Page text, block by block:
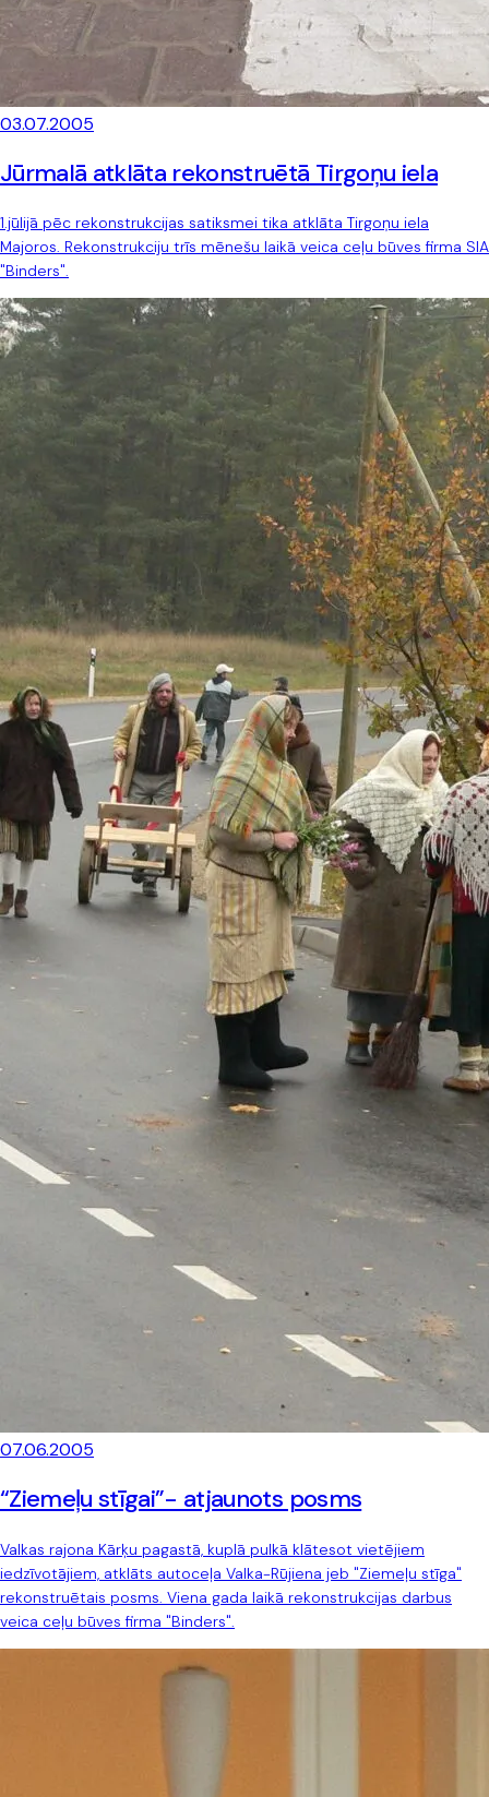
03.07.2005
Jūrmalā atklāta rekonstruētā Tirgoņu iela
1.jūlijā pēc rekonstrukcijas satiksmei tika atklāta Tirgoņu iela
Majoros. Rekonstrukciju trīs mēnešu laikā veica ceļu būves firma SIA
"Binders".
07.06.2005
“Ziemeļu stīgai”- atjaunots posms
Valkas rajona Kārķu pagastā, kuplā pulkā klātesot vietējiem
iedzīvotājiem, atklāts autoceļa Valka-Rūjiena jeb "Ziemeļu stīga"
rekonstruētais posms. Viena gada laikā rekonstrukcijas darbus
veica ceļu būves firma "Binders".